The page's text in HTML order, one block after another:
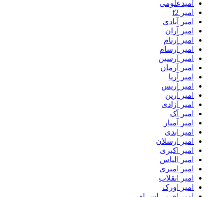
امیدعلومی
امیر f2
امیر آبادی
امیر آران
امیر آرتام
امیر آرسام
امیر آرسین
امیر آرمان
امیر آریا
امیر آریس
امیر آرین
امیر آزادی
امیر آک
امیر آمیار
امیر ابدی
امیر ارسلان
امیر اکبری
امیر الیاس
امیر امیری
امیر انقلاب
امیر اورک